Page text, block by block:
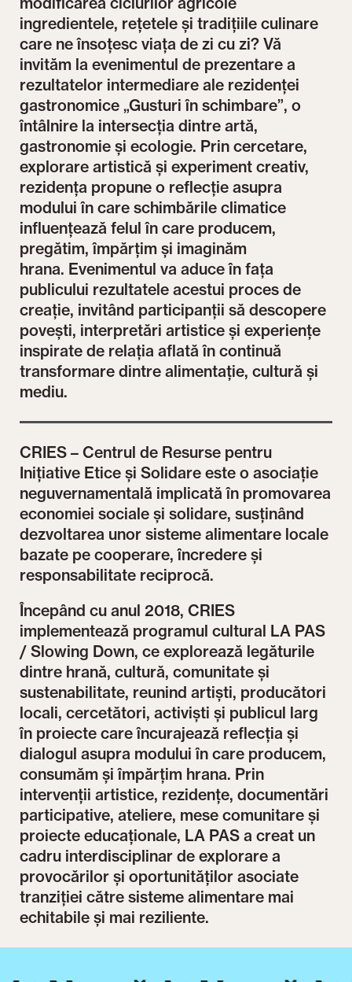
ingredientele, rețetele și tradițiile culinare
care ne însoțesc viața de zi cu zi? Vă
invităm la evenimentul de prezentare a
rezultatelor intermediare ale rezidenței
gastronomice „Gusturi în schimbare”, o
întâlnire la intersecția dintre artă,
gastronomie și ecologie. Prin cercetare,
explorare artistică și experiment creativ,
rezidența propune o reflecție asupra
modului în care schimbările climatice
influențează felul în care producem,
pregătim, împărțim și imaginăm
hrana. Evenimentul va aduce în fața
publicului rezultatele acestui proces de
creație, invitând participanții să descopere
povești, interpretări artistice și experiențe
inspirate de relația aflată în continuă
transformare dintre alimentație, cultură și
mediu.
CRIES – Centrul de Resurse pentru
Inițiative Etice și Solidare este o asociație
neguvernamentală implicată în promovarea
economiei sociale și solidare, susținând
dezvoltarea unor sisteme alimentare locale
bazate pe cooperare, încredere și
responsabilitate reciprocă.
Începând cu anul 2018, CRIES
implementează programul cultural LA PAS
/ Slowing Down, ce explorează legăturile
dintre hrană, cultură, comunitate și
sustenabilitate, reunind artiști, producători
locali, cercetători, activiști și publicul larg
în proiecte care încurajează reflecția și
dialogul asupra modului în care producem,
consumăm și împărțim hrana. Prin
intervenții artistice, rezidențe, documentări
participative, ateliere, mese comunitare și
proiecte educaționale, LA PAS a creat un
cadru interdisciplinar de explorare a
provocărilor și oportunităților asociate
tranziției către sisteme alimentare mai
echitabile și mai reziliente.